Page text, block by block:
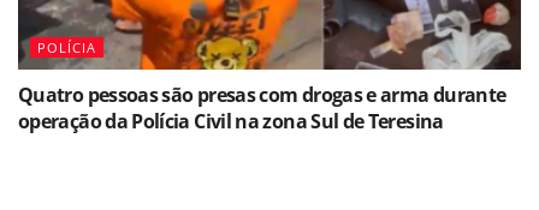
POLÍCIA
Quatro pessoas são presas com drogas e arma durante
operação da Polícia Civil na zona Sul de Teresina